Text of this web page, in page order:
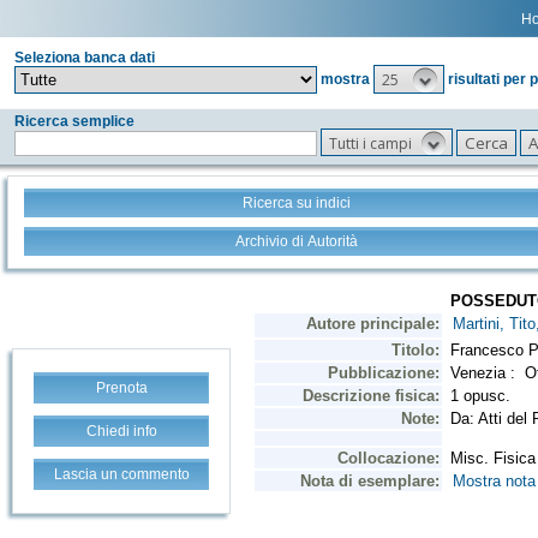
Seleziona banca dati
mostra
25 risultati per
Ricerca semplice
Tutti i campi
Ricerca su indici
Archivio di Autorità
Prenota
Chiedi info
Lascia un commento